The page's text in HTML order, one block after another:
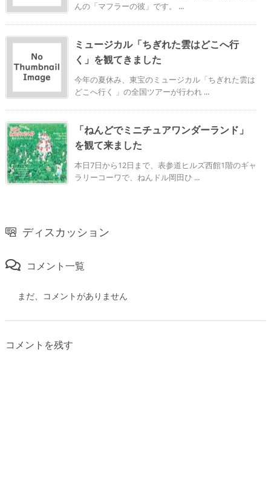
んの「マフラーの彼」です。 ...
ミュージカル「ちぎれた雲はどこへ行
く」を観てきました
今年の夏休み、東宝のミュージカル「ちぎれた雲は
どこへ行く 」の全国ツアーが行われ ...
「ねんどでミニチュアワンダーランド」
を観て来ました
本日7日から12日まで、表参道ヒルズ西館1階のギャ
ラリーコーワで、ねんドル岡田ひ ...
ディスカッション
コメント一覧
まだ、コメントがありません
コメントを残す